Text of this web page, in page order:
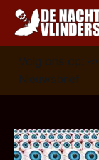
Volg ons op: 📣
Nieuwsbrief